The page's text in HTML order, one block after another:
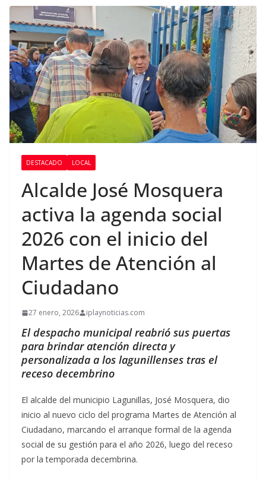
DESTACADO LOCAL
Alcalde José Mosquera
activa la agenda social
2026 con el inicio del
Martes de Atención al
Ciudadano
27 enero, 2026 iplaynoticias.com
El despacho municipal reabrió sus puertas
para brindar atención directa y
personalizada a los lagunillenses tras el
receso decembrino
El alcalde del municipio Lagunillas, José Mosquera, dio
inicio al nuevo ciclo del programa Martes de Atención al
Ciudadano, marcando el arranque formal de la agenda
social de su gestión para el año 2026, luego del receso
por la temporada decembrina.